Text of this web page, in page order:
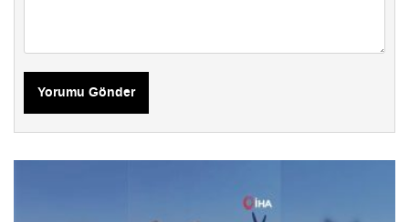
Yorumu Gönder